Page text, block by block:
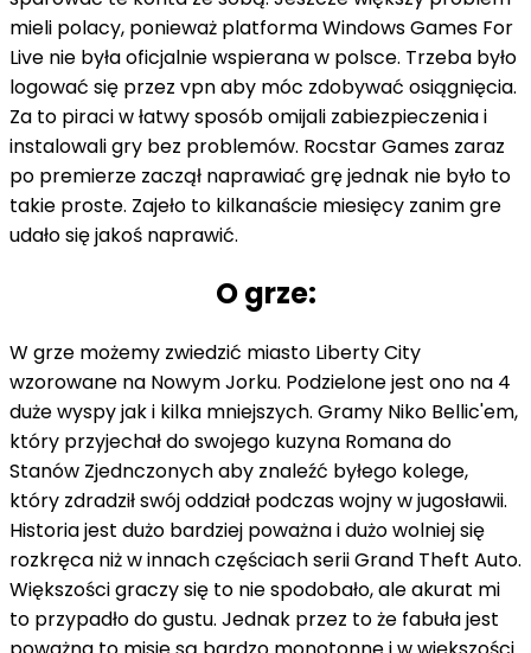
mieli polacy, ponieważ platforma Windows Games For
Live nie była oficjalnie wspierana w polsce. Trzeba było
logować się przez vpn aby móc zdobywać osiągnięcia.
Za to piraci w łatwy sposób omijali zabiezpieczenia i
instalowali gry bez problemów. Rocstar Games zaraz
po premierze zaczął naprawiać grę jednak nie było to
takie proste. Zajeło to kilkanaście miesięcy zanim gre
udało się jakoś naprawić.
O grze:
W grze możemy zwiedzić miasto Liberty City
wzorowane na Nowym Jorku. Podzielone jest ono na 4
duże wyspy jak i kilka mniejszych. Gramy Niko Bellic'em,
który przyjechał do swojego kuzyna Romana do
Stanów Zjednczonych aby znaleźć byłego kolege,
który zdradził swój oddział podczas wojny w jugosławii.
Historia jest dużo bardziej poważna i dużo wolniej się
rozkręca niż w innach częściach serii Grand Theft Auto.
Większości graczy się to nie spodobało, ale akurat mi
to przypadło do gustu. Jednak przez to że fabuła jest